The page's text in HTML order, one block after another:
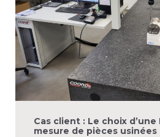
Cas client : Le choix d’une
mesure de pièces usinées